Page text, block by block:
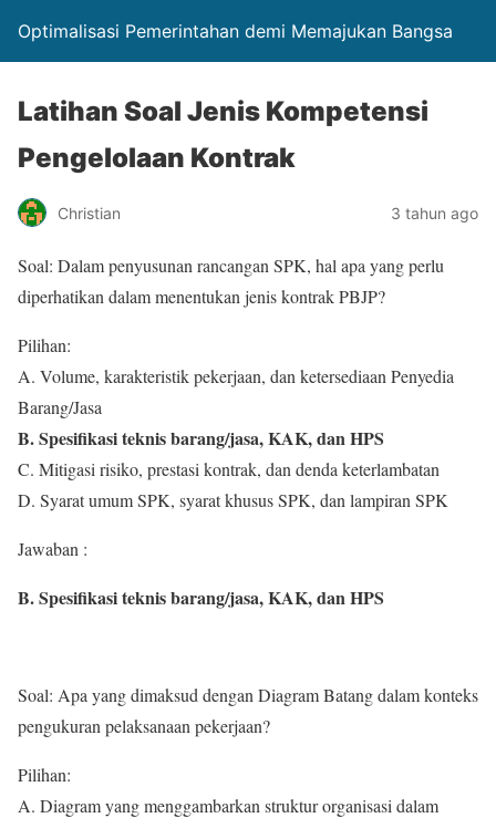
Optimalisasi Pemerintahan demi Memajukan Bangsa
Latihan Soal Jenis Kompetensi
Pengelolaan Kontrak
Christian 3 tahun ago
Soal: Dalam penyusunan rancangan SPK, hal apa yang perlu
diperhatikan dalam menentukan jenis kontrak PBJP?
Pilihan:
A. Volume, karakteristik pekerjaan, dan ketersediaan Penyedia
Barang/Jasa
B. Spesifikasi teknis barang/jasa, KAK, dan HPS
C. Mitigasi risiko, prestasi kontrak, dan denda keterlambatan
D. Syarat umum SPK, syarat khusus SPK, dan lampiran SPK
Jawaban :
B. Spesifikasi teknis barang/jasa, KAK, dan HPS
Soal: Apa yang dimaksud dengan Diagram Batang dalam konteks
pengukuran pelaksanaan pekerjaan?
Pilihan:
A. Diagram yang menggambarkan struktur organisasi dalam